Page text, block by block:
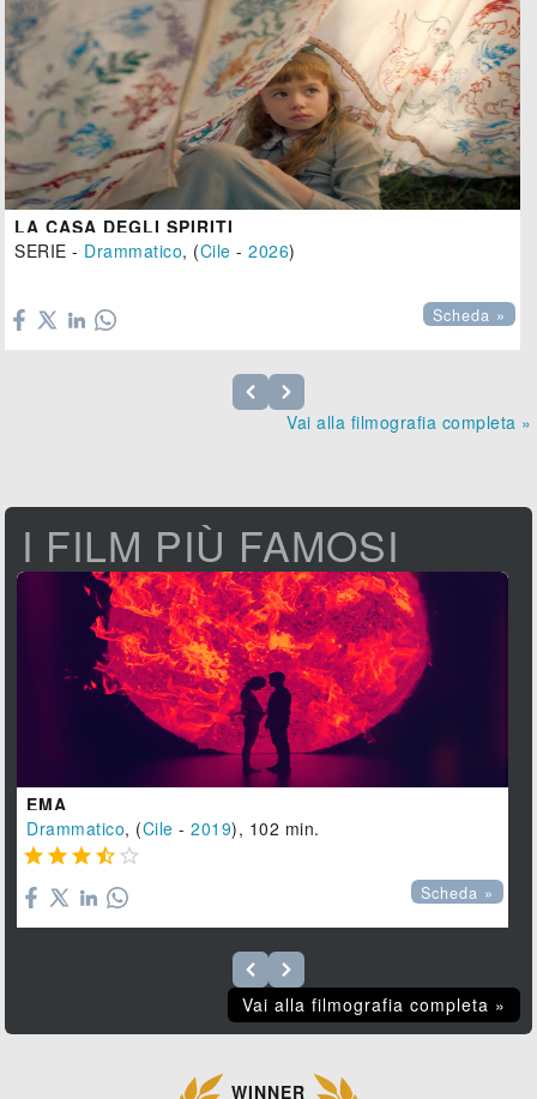
LA CASA DEGLI SPIRITI
SERIE - Drammatico, (Cile -2026)
Scheda »
Vai alla filmografia completa »
I FILM PIÙ FAMOSI
EMA
Drammatico, (Cile -2019), 102 min.
    
Scheda »
Vai alla filmografia completa »
WINNER